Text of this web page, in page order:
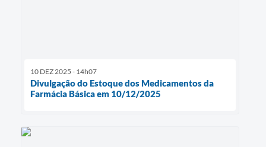
10 DEZ 2025 - 14h07
Divulgação do Estoque dos Medicamentos da
Farmácia Básica em 10/12/2025